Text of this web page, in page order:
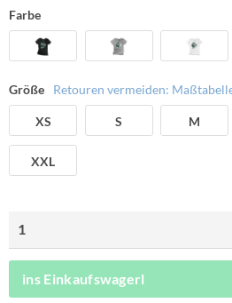
Farbe
Größe Retouren vermeiden:
XS S M
XXL
ins Einkaufswagerl